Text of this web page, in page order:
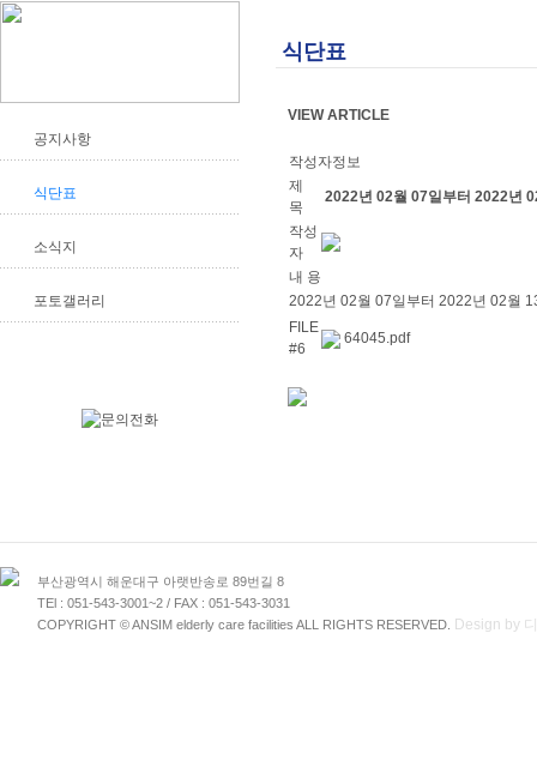
공지사항
식단표
소식지
포토갤러리
식단표
VIEW ARTICLE
작성자정보
제
목
2022년 02월 07일부터 2022년
작성
자
내 용
2022년 02월 07일부터 2022년 02월
FILE
#6
64045.pdf
부산광역시 해운대구 아랫반송로 89번길 8
TEl : 051-543-3001~2 / FAX : 051-543-3031
COPYRIGHT © ANSIM elderly care facilities ALL RIGHTS RESERVED.
Design by